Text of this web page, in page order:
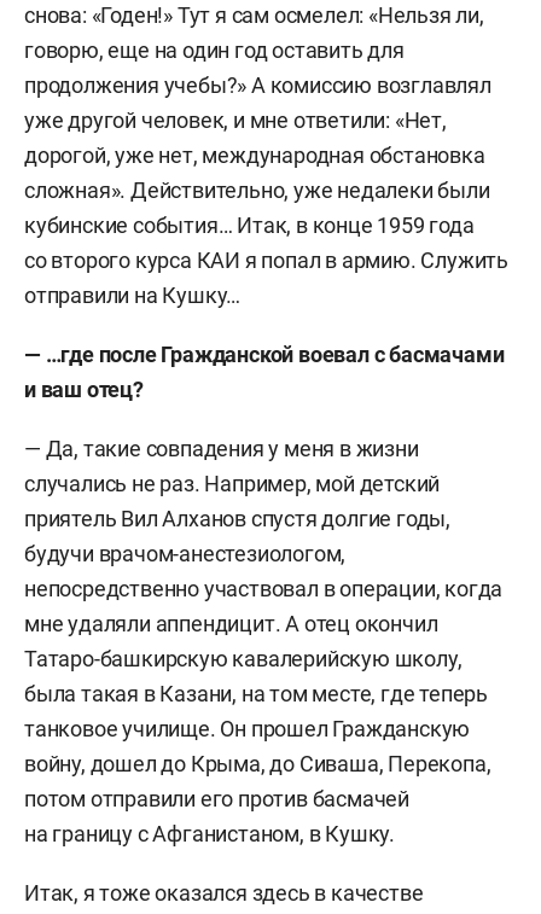
снова: «Годен!» Тут я сам осмелел: «Нельзя ли,
говорю, еще на один год оставить для
продолжения учебы?» А комиссию возглавлял
уже другой человек, и мне ответили: «Нет,
дорогой, уже нет, международная обстановка
сложная». Действительно, уже недалеки были
кубинские события… Итак, в конце 1959 года
со второго курса КАИ я попал в армию. Служить
отправили на Кушку…
— …где после Гражданской воевал с басмачами
и ваш отец?
— Да, такие совпадения у меня в жизни
случались не раз. Например, мой детский
приятель Вил Алханов спустя долгие годы,
будучи врачом-анестезиологом,
непосредственно участвовал в операции, когда
мне удаляли аппендицит. А отец окончил
Татаро-башкирскую кавалерийскую школу,
была такая в Казани, на том месте, где теперь
танковое училище. Он прошел Гражданскую
войну, дошел до Крыма, до Сиваша, Перекопа,
потом отправили его против басмачей
на границу с Афганистаном, в Кушку.
Итак, я тоже оказался здесь в качестве